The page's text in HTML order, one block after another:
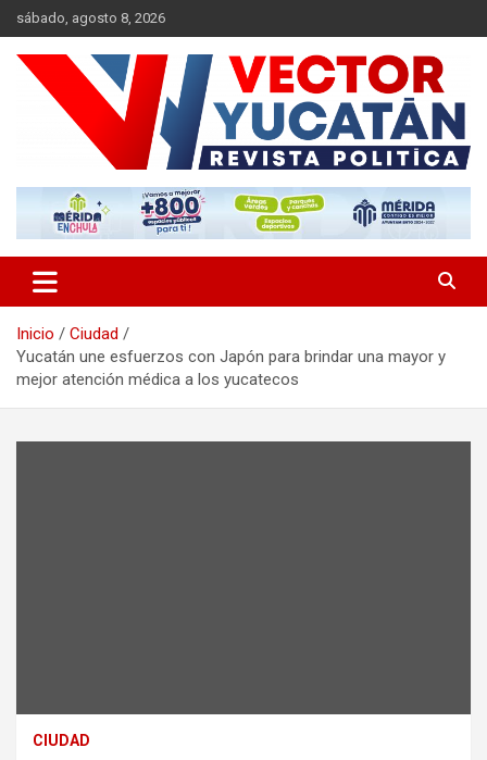
Saltar
al
contenido
sábado, agosto 8, 2026
Vector Yucatán
Inicio
Ciudad
Yucatán une esfuerzos con Japón para brindar una mayor y
mejor atención médica a los yucatecos
CIUDAD